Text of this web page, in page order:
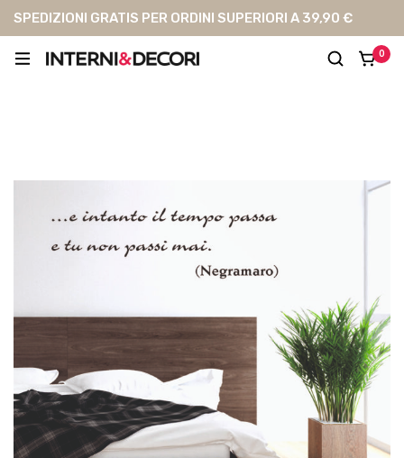
SPEDIZIONI GRATIS PER ORDINI SUPERIORI A 39,90 €
0